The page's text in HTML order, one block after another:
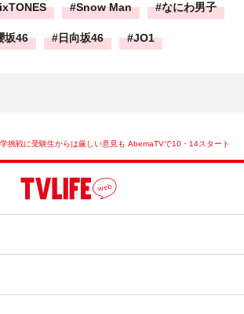
Snow Man なにわ男子
坂46 日向坂46 JO1
挑戦に受験生からは厳しい意見も AbemaTVで10・14スタート